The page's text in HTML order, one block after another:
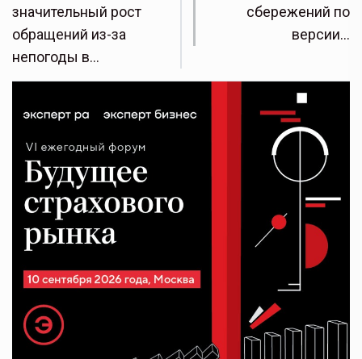
значительный рост
обращений из-за
непогоды в…
сбережений по
версии…